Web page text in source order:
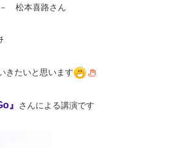
松本喜路さん
きたいと思います
』 さんによる講演です